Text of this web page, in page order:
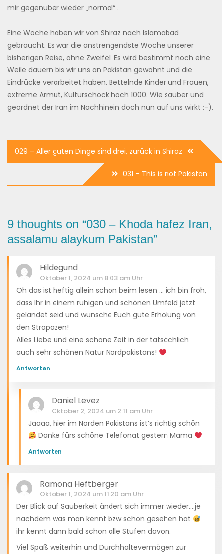
mir gegenüber wieder „normal“ .
Eine Woche haben wir von Shiraz nach Islamabad
gebraucht. Es war die anstrengendste Woche unserer
bisherigen Reise, ohne Zweifel. Es wird bestimmt noch eine
Weile dauern bis wir uns an Pakistan gewöhnt und die
Eindrücke verarbeitet haben. Bettelnde Kinder und Frauen,
extreme Armut, Kulturschock hoch 1000. Wie sauber und
geordnet der Iran im Nachhinein doch nun auf uns wirkt :-).
Beitrags-
Navigation
029 – Aller guten Dinge sind drei, zurück in Shiraz
031 – This is not Pakistan
9 thoughts on “030 – Khoda hafez Iran,
assalamu alaykum Pakistan”
Hildegund
Oktober 1, 2024 um 8:03 am Uhr
Oh das ist heftig allein schon beim lesen … ich bin froh,
dass Ihr in einem ruhigen und schönen Umfeld jetzt
gelandet seid und wünsche Euch gute Erholung von
den Strapazen!
Alles Liebe und eine schöne Zeit in der tatsächlich
auch sehr schönen Natur Nordpakistans!
Antworten
Daniel Levez
Oktober 2, 2024 um 2:11 am Uhr
Jaaaa, hier im Norden Pakistans ist’s richtig schön
Danke fürs schöne Telefonat gestern Mama
Antworten
Ramona Heftberger
Oktober 1, 2024 um 11:20 am Uhr
Der Blick auf Sauberkeit ändert sich immer wieder….je
nachdem was man kennt bzw schon gesehen hat
ihr kennt dann bald schon alle Stufen davon.
Viel Spaß weiterhin und Durchhaltevermögen zur